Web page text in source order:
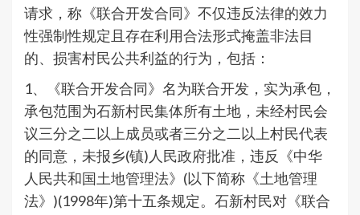
请求，称《联合开发合同》不仅违反法律的效力
性强制性规定且存在利用合法形式掩盖非法目
的、损害村民公共利益的行为，包括：
1、《联合开发合同》名为联合开发，实为承包，
承包范围为石新村民集体所有土地，未经村民会
议三分之二以上成员或者三分之二以上村民代表
的同意，未报乡(镇)人民政府批准，违反《中华
人民共和国土地管理法》(以下简称《土地管理
法》)(1998年)第十五条规定。石新村民对《联合